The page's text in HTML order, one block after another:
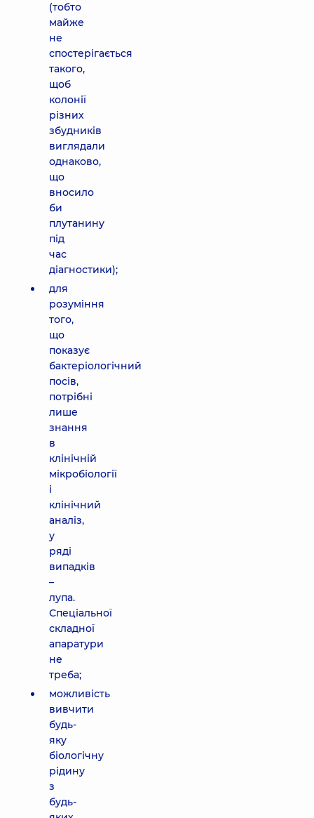
(тобто
майже
не
спостерігається
такого,
щоб
колонії
різних
збудників
виглядали
однаково,
що
вносило
би
плутанину
під
час
діагностики);
для
розуміння
того,
що
показує
бактеріологічний
посів,
потрібні
лише
знання
в
клінічній
мікробіології
і
клінічний
аналіз,
у
ряді
випадків
–
лупа.
Спеціальної
складної
апаратури
не
треба;
можливість
вивчити
будь-
яку
біологічну
рідину
з
будь-